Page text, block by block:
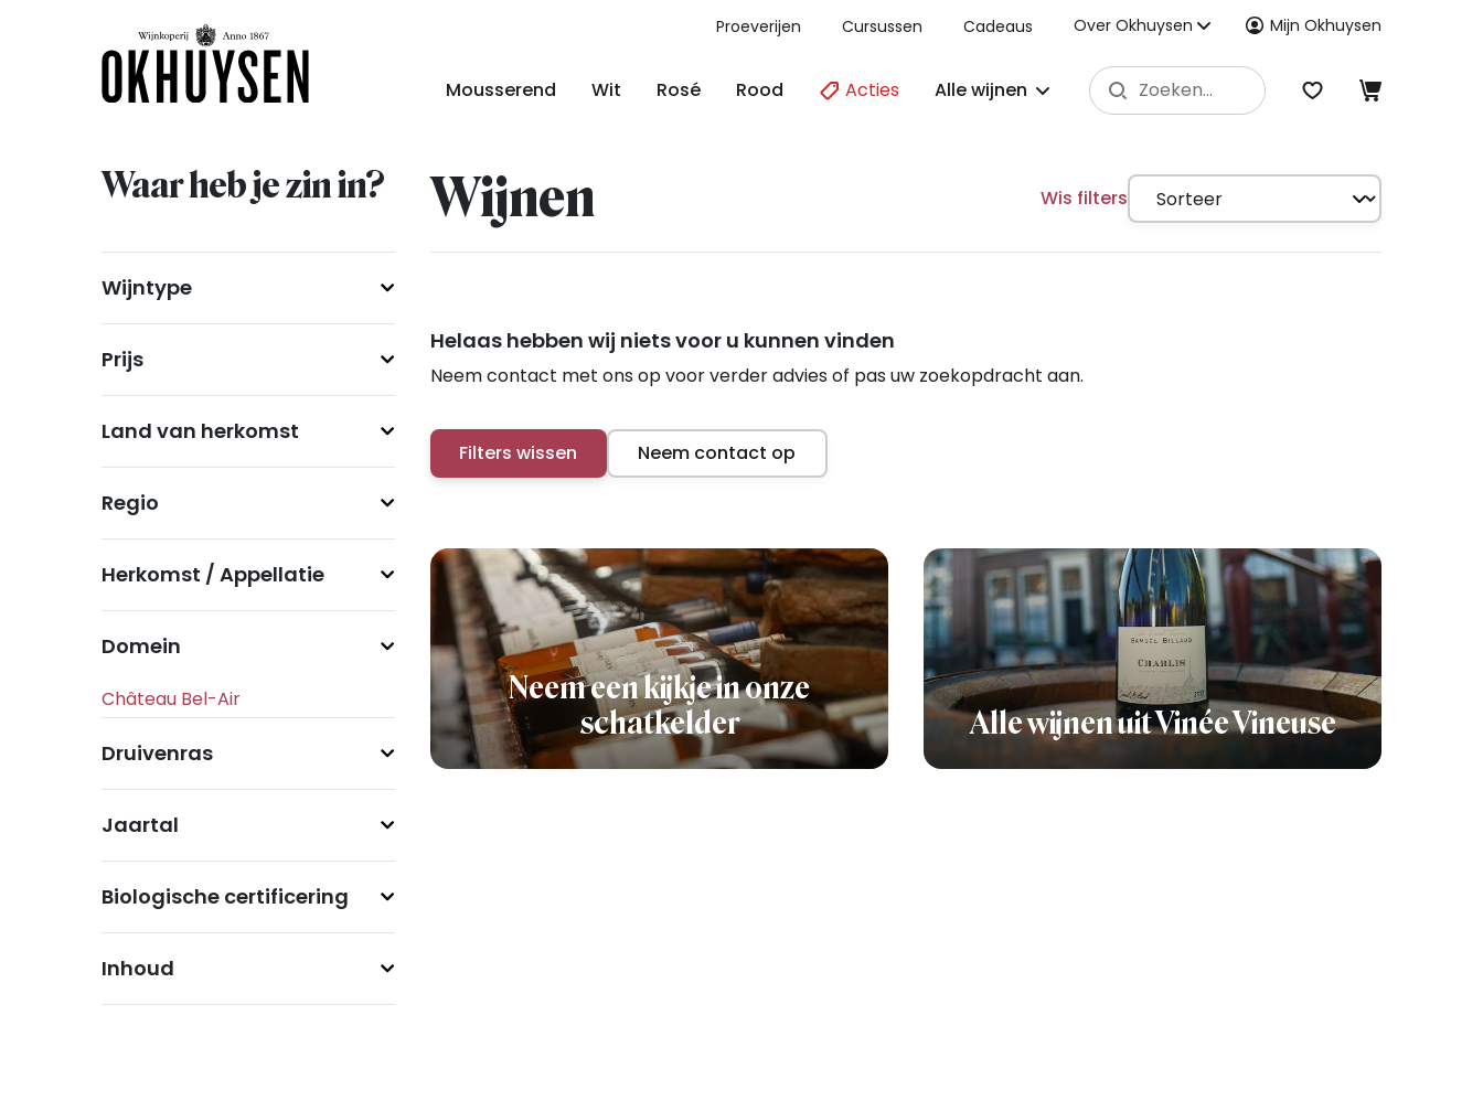
Proeverijen Cursussen Cadeaus Over Okhuysen Mijn Okhuysen
Mousserend Wit Rosé Rood Acties Alle wijnen
Waar heb je zin in? Wijnen Wis filters
Wijntype
Prijs
Land van herkomst
Regio
Herkomst / Appellatie
Domein
Druivenras
Jaartal
Biologische certificering
Inhoud
Helaas hebben wij niets voor u kunnen vinden
Neem contact met ons op voor verder advies of pas uw zoekopdracht aan.
Filters wissen Neem contact op
Neem een kijkje in onze
schatkelder
Alle wijnen uit Vinée Vineuse